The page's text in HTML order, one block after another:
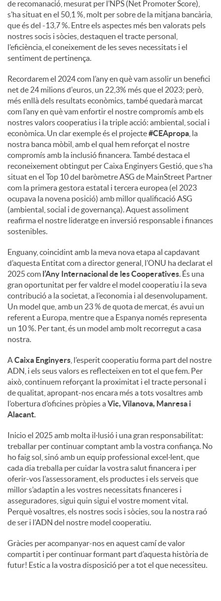
de recomanació, mesurat per l’NPS (Net Promoter Score),
s’ha situat en el 50,1 %, molt per sobre de la mitjana bancària,
que és del -13,7 %. Entre els aspectes més ben valorats pels
nostres socis i sòcies, destaquen el tracte personal,
l’eficiència, el coneixement de les seves necessitats i el
sentiment de pertinença.
Recordarem el 2024 com l’any en què vam assolir un benefici
net de 24 milions d'euros, un 22,3% més que el 2023; però,
més enllà dels resultats econòmics, també quedarà marcat
com l’any en què vam enfortir el nostre compromís amb els
nostres valors cooperatius i la triple acció: ambiental, social i
econòmica. Un clar exemple és el projecte#CEApropa , la
nostra banca mòbil, amb el qual hem reforçat el nostre
compromís amb la inclusió financera. També destaca el
reconeixement obtingut per Caixa Enginyers Gestió, que s’ha
situat en el Top 10 del baròmetre ASG de MainStreet Partner
com la primera gestora estatal i tercera europea (el 2023
ocupava la novena posició) amb millor qualificació ASG
(ambiental, social i de governança). Aquest assoliment
reafirma el nostre lideratge en inversió responsable i finances
sostenibles.
Enguany, coincidint amb la meva nova etapa al capdavant
d’aquesta Entitat com a director general, l’ONU ha declarat el
2025 com l’Any Internacional de les Cooperatives. És una
gran oportunitat per fer valdre el model cooperatiu i la seva
contribució a la societat, a l’economia i al desenvolupament.
Un model que, amb un 23 % de quota de mercat, és avui un
referent a Europa, mentre que a Espanya només representa
un 10 %. Per tant, és un model amb molt recorregut a casa
nostra.
ACaixa Enginyers , l’esperit cooperatiu forma part del nostre
ADN, i els seus valors es reflecteixen en tot el que fem. Per
això, continuem reforçant la proximitat i el tracte personal i
de qualitat, apropant-nos encara més a tots vosaltres amb
l’obertura d’oficines pròpies aVic, Vilanova, Manresa i
Alacant.
Inicio el 2025 amb molta il·lusió i una gran responsabilitat:
treballar per continuar comptant amb la vostra confiança. No
ho faig sol, sinó amb un equip professional excel·lent, que
cada dia treballa per cuidar la vostra salut financera i per
oferir-vos l’assessorament, els productes i els serveis que
millor s’adaptin a les vostres necessitats financeres i
asseguradores, sigui quin sigui el vostre moment vital.
Perquè vosaltres, els nostres socis i sòcies, sou la nostra raó
de ser i l’ADN del nostre model cooperatiu.
Gràcies per acompanyar-nos en aquest camí de valor
compartit i per continuar formant part d’aquesta història de
futur! Estic a la vostra disposició per a tot el que necessiteu.